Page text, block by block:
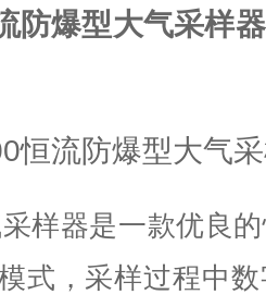
防爆型大气采样
样器是一款优良
式，采样过程中